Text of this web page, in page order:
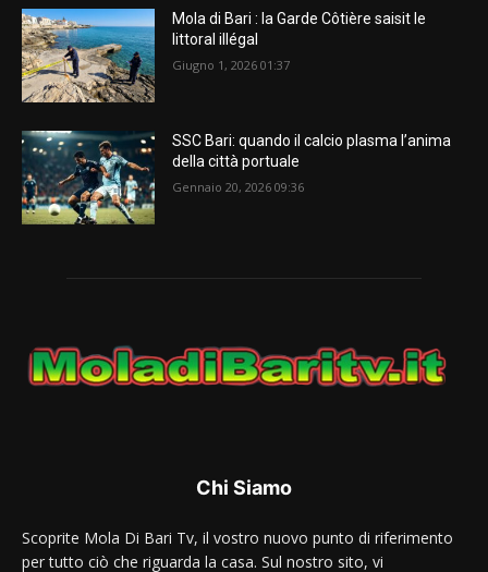
Mola di Bari : la Garde Côtière saisit le
littoral illégal
Giugno 1, 2026 01:37
SSC Bari: quando il calcio plasma l’anima
della città portuale
Gennaio 20, 2026 09:36
Chi Siamo
Scoprite Mola Di Bari Tv, il vostro nuovo punto di riferimento
per tutto ciò che riguarda la casa. Sul nostro sito, vi